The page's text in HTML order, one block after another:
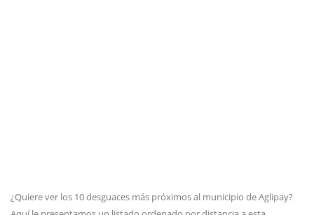
¿Quiere ver los 10 desguaces más próximos al municipio de Aglipay?